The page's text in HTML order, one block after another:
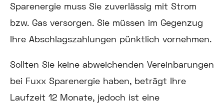
Sparenergie muss Sie zuverlässig mit Strom
bzw. Gas versorgen. Sie müssen im Gegenzug
Ihre Abschlagszahlungen pünktlich vornehmen.
Sollten Sie keine abweichenden Vereinbarungen
bei Fuxx Sparenergie haben, beträgt Ihre
Laufzeit 12 Monate, jedoch ist eine